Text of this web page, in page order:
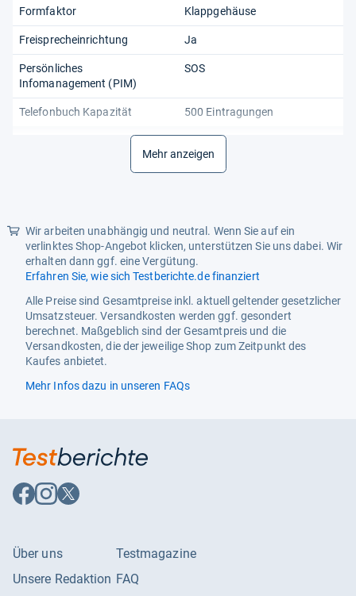
Formfaktor Klappgehäuse
Freisprecheinrichtung Ja
Persönliches
Infomanagement (PIM)
SOS
Telefonbuch Kapazität 500 Eintragungen
Kein Abonnement
Marktpositionierung Seniorentelefon
Produktfarbe Schwarz
Typ Seniorentelefon
Energie
Akku-/Batteriekapazität 800 mAh
Akku-/Batterietechnologie
Lieferumfang
Docking-Station enthalten
Mehr anzeigen
Wir arbeiten unabhängig und neutral. Wenn Sie auf ein
verlinktes Shop-Angebot klicken, unterstützen Sie uns dabei. Wir
erhalten dann ggf. eine Vergütung.
Erfahren Sie, wie sich Testberichte.de finanziert
Alle Preise sind Gesamtpreise inkl. aktuell geltender gesetzlicher
Umsatzsteuer. Versandkosten werden ggf. gesondert
berechnet. Maßgeblich sind der Gesamtpreis und die
Versandkosten, die der jeweilige Shop zum Zeitpunkt des
Kaufes anbietet.
Mehr Infos dazu in unseren FAQs
Auf
Facebook
Auf
Instagram
Auf
X
Über uns
Unsere Redaktion
Testmagazine
FAQ